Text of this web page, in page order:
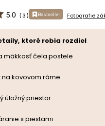
5.0 (3 ) Bestseller Fotografie
ktoré robia rozdiel
mäkkosť čela postele
na kovovom ráme
úložný priestor
s piestami